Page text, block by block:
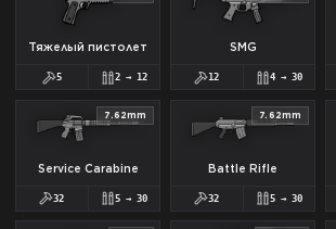
Тяжелый пистолет
5 2 →12
SMG
12 4→ 30
7.62mm
Service Carabine
32 5 →30
7.62mm
Battle Rifle
32 5→ 30